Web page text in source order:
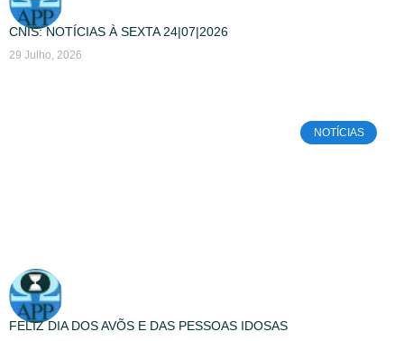
CNIS: NOTÍCIAS À SEXTA 24|07|2026
29 Julho, 2026
NOTÍCIAS
FELIZ DIA DOS AVÕS E DAS PESSOAS IDOSAS